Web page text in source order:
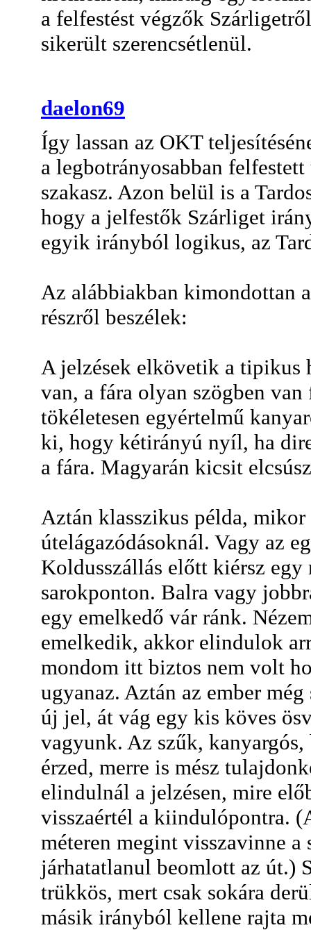
a felfestést végzők
sikerült szerencsétlenül.
daelon69
Így lassan az OKT
a legbotrányosabban
szakasz. Azon belül is a
hogy a jelfestők Szárliget
egyik irányból logikus, az
Az alábbiakban kimondottan
részről beszélek:
A jelzések elkövetik a
van, a fára olyan szögben
tökéletesen egyértelmű
ki, hogy kétirányú nyíl, ha
a fára. Magyarán kicsit
Aztán klasszikus példa,
útelágazódásoknál. Vagy az
Koldusszállás előtt kiérsz
sarokponton. Balra vagy
egy emelkedő vár ránk.
emelkedik, akkor elindulok
mondom itt biztos nem volt
ugyanaz. Aztán az ember
új jel, át vág egy kis köves
vagyunk. Az szűk,
érzed, merre is mész
elindulnál a jelzésen, mire
visszaértél a kiindulópontra.
méteren megint visszavinne
járhatatlanul beomlott az út.)
trükkös, mert csak sokára
másik irányból kellene rajta